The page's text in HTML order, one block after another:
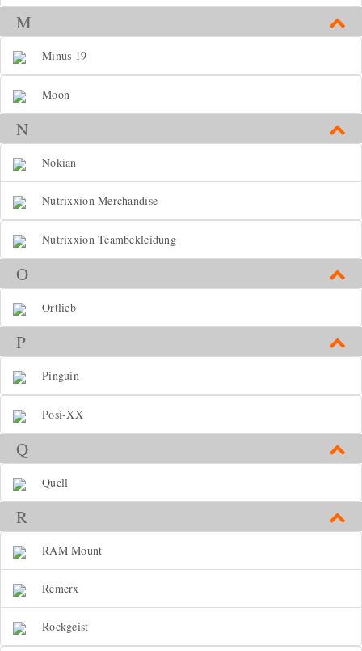
M
Minus 19
Moon
N
Nokian
Nutrixxion Merchandise
Nutrixxion Teambekleidung
O
Ortlieb
P
Pinguin
Posi-XX
Q
Quell
R
RAM Mount
Remerx
Rockgeist